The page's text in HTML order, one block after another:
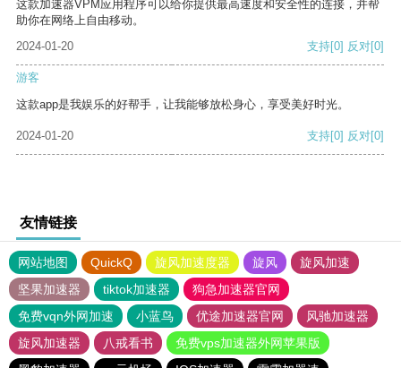
这款加速器VPM应用程序可以给你提供最高速度和安全性的连接，并帮
助你在网络上自由移动。
2024-01-20
支持[0] 反对[0]
游客
这款app是我娱乐的好帮手，让我能够放松身心，享受美好时光。
2024-01-20 支持[0] 反对[0]
友情链接
网站地图 QuickQ 旋风加速度器 旋风
旋风加速
坚果加速器
tiktok加速器
狗急加速器官网
免费vqn外网加速
小蓝鸟 优途加速器官网
风驰加速器
旋风加速器
八戒看书
免费vps加速器外网苹果版